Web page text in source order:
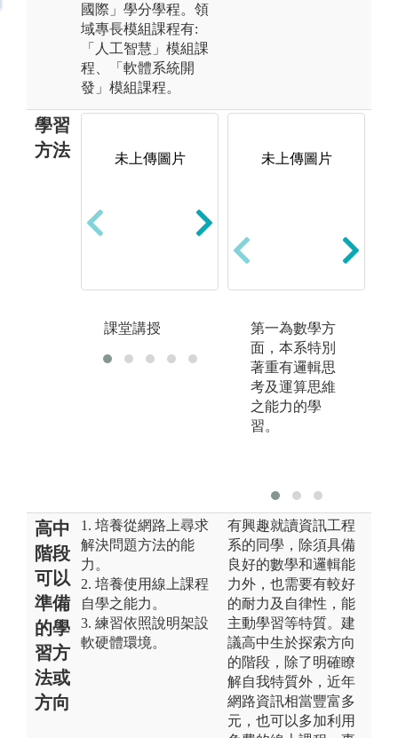
國際」學分學程。領
域專長模組課程有:
「人工智慧」模組課
程、「軟體系統開
發」模組課程。
學習
方法
未上傳圖片
課堂講授
課程
AI PC電腦
未上傳圖片
第一為數學方
面，本系特別
著重有邏輯思
考及運算思維
之能力的學
習。
高中
階段
可以
準備
的學
習方
法或
方向
1. 培養從網路上尋求
解決問題方法的能
力。
2. 培養使用線上課程
自學之能力。
3. 練習依照說明架設
軟硬體環境。
有興趣就讀資訊工程
系的同學，除須具備
良好的數學和邏輯能
力外，也需要有較好
的耐力及自律性，能
主動學習等特質。建
議高中生於探索方向
的階段，除了明確瞭
解自我特質外，近年
網路資訊相當豐富多
元，也可以多加利用